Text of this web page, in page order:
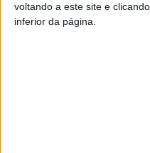
voltando a este site e
inferior da página.
Gustavo Sá, capitão do
jogador do mês.